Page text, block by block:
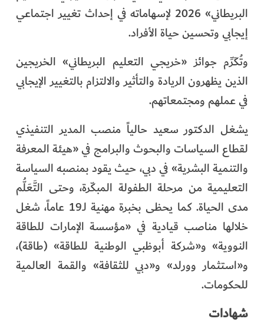
البريطاني» 2026 لإسهاماته في إحداث تغيير اجتماعي
إيجابي وتحسين حياة الأفراد.
وتُكَرِّم جوائز «خريجي التعليم البريطاني» الخريجين
الذين يظهرون الريادة والتأثير والالتزام بالتغيير الإيجابي
في عملهم ومجتمعاتهم.
يشغل الدكتور سعيد حالياً منصب المدير التنفيذي
لقطاع السياسات والبحوث والبرامج في «هيئة المعرفة
والتنمية البشرية» في دبي، حيث يقود بمنصبه السياسة
التعليمية من مرحلة الطفولة المبكّرة، وحتى التَّعَلُّم
مدى الحياة. كما يحظى بخبرة مهنية لـ19 عاماً، شغل
خلالها مناصب قيادية في «مؤسسة الإمارات للطاقة
النووية» و«شركة أبوظبي الوطنية للطاقة» (طاقة)،
و«استثمار وورلد» و«دبي للثقافة» والقمة العالمية
للحكومات.
شهادات